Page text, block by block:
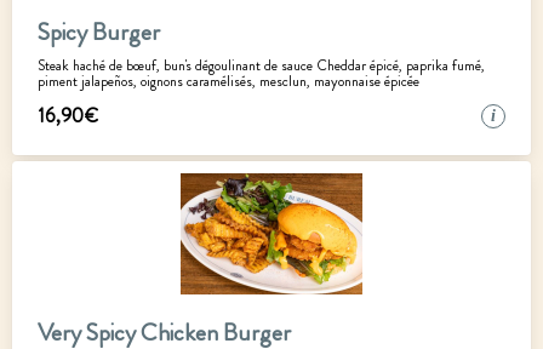
Spicy Burger
Steak haché de bœuf, bun's dégoulinant de sauce Cheddar épicé, paprika fumé,
piment jalapeños, oignons caramélisés, mesclun, mayonnaise épicée
16,90€ i
Very Spicy Chicken Burger